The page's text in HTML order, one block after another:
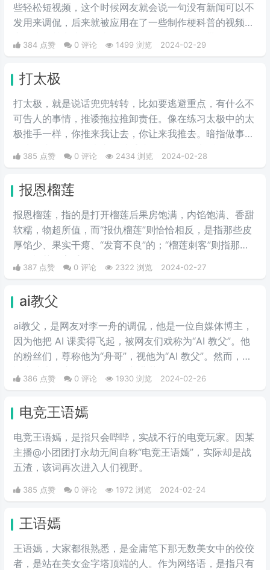
些轻松短视频，这个时候网友就会说一句没有新闻可以不
发用来调侃，后来就被应用在了一些制作梗科普的视频博
主身上，其实这句话也不算是批评，更多的是带有玩梗的
意味。“解梗博主”的嘲讽发言，指各类梗科普相关的作者
破梗、旧梗来敷衍了事，不被认可时，网友们就会评论一
句“没梗可以不发”。
384 点赞 0 评论 1499 浏览 2024-02-29
打太极
打太极，就是说话兜兜转转，比如要逃避重点，有什么不
可告人的事情，推诿拖拉推卸责任。像在练习太极中的太
极推手一样，你推来我让去，你让来我推去。暗指做事情
推来推去，不明确表态，避重就轻含糊不说实话。
385 点赞 0 评论 2434 浏览 2024-02-28
报恩榴莲
报恩榴莲，指的是打开榴莲后果房饱满，内馅饱满、香甜
软糯，物超所值，而“报仇榴莲”则恰恰相反，是指那些皮
厚馅少、果实干瘪、“发育不良”的；“榴莲刺客”则指那些
会挑榴莲的高手。
387 点赞 0 评论 2322 浏览 2024-02-27
ai教父
ai教父，是网友对李一舟的调侃，他是一位自媒体博主，
因为他把 AI 课卖得飞起，被网友们戏称为“AI 教父”。他
的粉丝们，尊称他为“舟哥”，视他为“AI 教父”。然而，质
他的课程是“智商税”。
386 点赞 0 评论 1930 浏览 2024-02-26
电竞王语嫣
电竞王语嫣，是指只会哔哔，实战不行的电竞玩家。因某
主播@小团团打永劫无间自称“电竞王语嫣”，实际却是战
五渣，该词再次进入人们视野。
385 点赞 0 评论 1972 浏览 2024-02-24
王语嫣
王语嫣，大家都很熟悉，是金庸笔下那无数美女中的佼佼
者，是站在美女金字塔顶端的人。作为网络语，是指只有